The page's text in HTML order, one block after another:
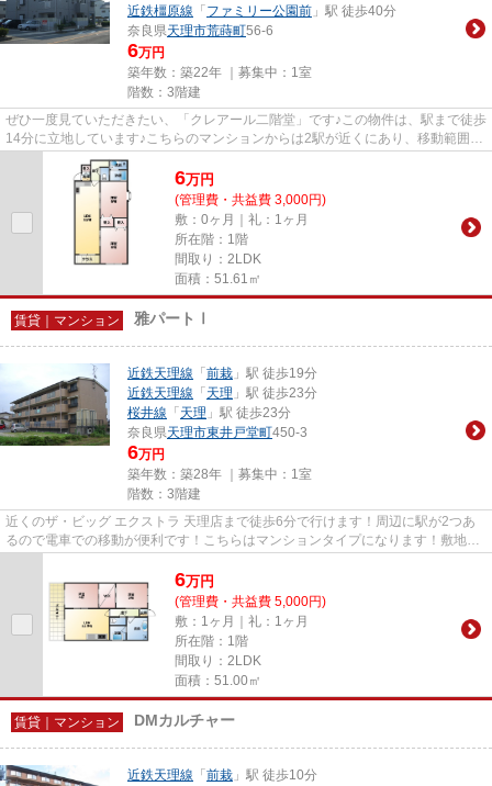
近鉄橿原線 「 ファミリー公園前 」駅 徒歩40分
奈良県天理市荒蒔町56-6
6万円
築年数：築22年 ｜募集中： 1室
階数：3階建
ぜひ一度見ていただきたい、「クレアール二階堂」です♪この物件は、駅まで徒歩
14分に立地しています♪こちらのマンションからは2駅が近くにあり、移動範囲も
広がります♪こちらの物件は...
6万円
(管理費・共益費 3,000円)
敷：0ヶ月｜礼：1ヶ月
所在階：1階
間取り：2LDK
面積：51.61㎡
賃貸｜マンション 雅パートⅠ
近鉄天理線 「 前栽 」駅 徒歩19分
近鉄天理線 「 天理 」駅 徒歩23分
桜井線 「 天理 」駅 徒歩23分
奈良県天理市東井戸堂町450-3
6万円
築年数：築28年 ｜募集中： 1室
階数：3階建
近くのザ・ビッグ エクストラ 天理店まで徒歩6分で行けます！周辺に駅が2つあ
るので電車での移動が便利です！こちらはマンションタイプになります！敷地内
6万円
(管理費・共益費 5,000円)
敷：1ヶ月｜礼：1ヶ月
所在階：1階
間取り：2LDK
面積：51.00㎡
賃貸｜マンション DMカルチャー
近鉄天理線 「 前栽 」駅 徒歩10分